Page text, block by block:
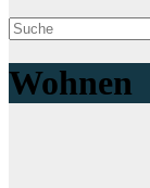
Wohnen